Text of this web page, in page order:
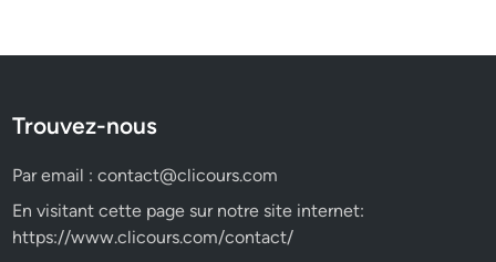
Trouvez-nous
Par email :contact@clicours.com
En visitant cette page sur notre site internet:
https://www.clicours.com/contact/